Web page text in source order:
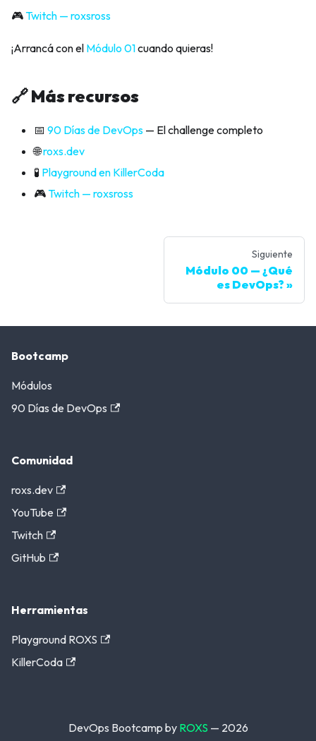
🎮Twitch — roxsross
¡Arrancá con el Módulo 01cuando quieras!
🔗 Más recursos
📅 90 Días de DevOps — El challenge completo
🌐roxs.dev
🧪 Playground en KillerCoda
🎮Twitch — roxsross
Siguiente
Módulo 00 — ¿Qué
es DevOps?
Bootcamp
Módulos
90 Días de DevOps
Comunidad
roxs.dev
YouTube
Twitch
GitHub
Herramientas
Playground ROXS
KillerCoda
DevOps Bootcamp by ROXS — 2026